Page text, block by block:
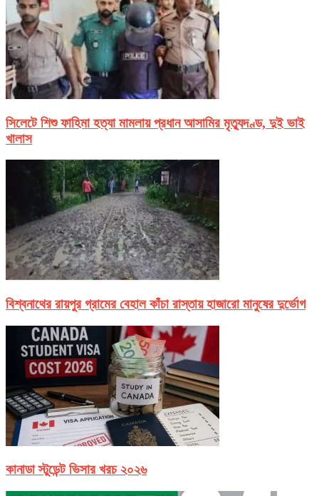
সিলেটে শিশু ফাহিমা হত্যা মামলায় প্রধান আসামির মৃত্যুদণ্ড, দুই ভাই
খালাস
বিশ্বনাথের রায়পুর গ্রামের বেহাল কাঁচা রাস্তায় হাজারো মানুষের দুর্ভোগ
কানাডা স্টুডেন্ট ভিসার খরচ ২০২৬